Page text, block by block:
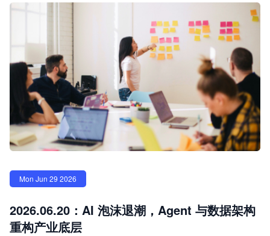
Mon Jun 29 2026
2026.06.20：AI 泡沫退潮，Agent 与数据架构
重构产业底层